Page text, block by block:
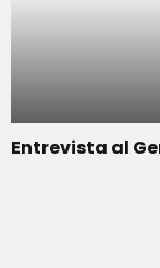
Entrevista al